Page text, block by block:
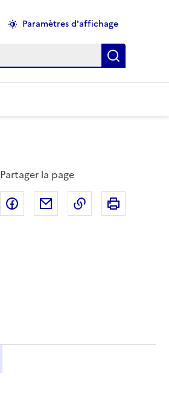
Paramètres d'affichage
Recherche
Partager la page
Partager sur Facebook
Partager par email
Copier dans le